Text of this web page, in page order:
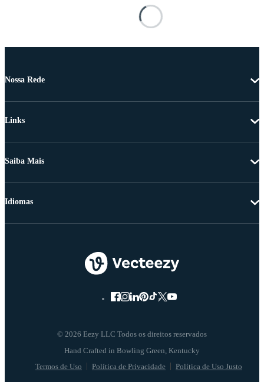
Nossa Rede
Links
Saiba Mais
© 2026 Eezy LLC Todos os direitos reservados
Termos de Uso Política de Privacidade Política de Uso Justo
Idiomas